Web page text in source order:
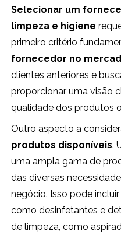
Selecionar um
limpeza e higiene
primeiro critério
fornecedor no
clientes anteriores e
proporcionar uma visão
qualidade dos produtos
Outro aspecto a
produtos disponíveis.
uma ampla gama de
das diversas
negócio. Isso pode
como desinfetantes e
de limpeza, como